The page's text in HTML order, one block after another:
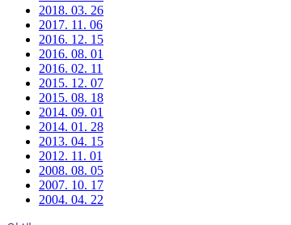
2018. 03. 26
2017. 11. 06
2016. 12. 15
2016. 08. 01
2016. 02. 11
2015. 12. 07
2015. 08. 18
2014. 09. 01
2014. 01. 28
2013. 04. 15
2012. 11. 01
2008. 08. 05
2007. 10. 17
2004. 04. 22